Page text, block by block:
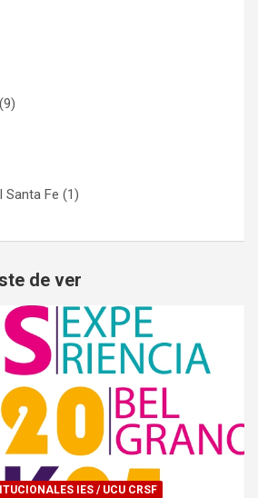
(9)
Santa Fe (1)
de ver
IES / UCU CRSF